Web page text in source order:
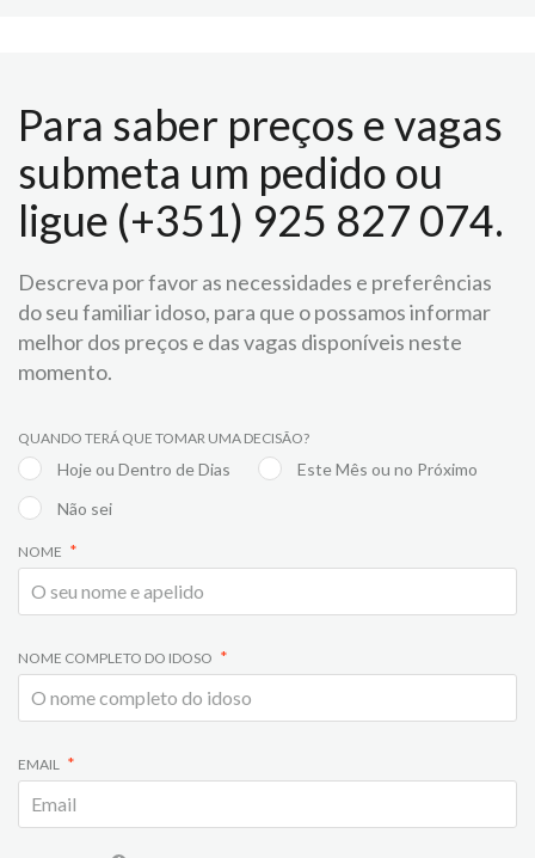
Para saber preços e vagas
submeta um pedido ou
ligue (+351) 925 827 074.
Descreva por favor as necessidades e preferências
do seu familiar idoso, para que o possamos informar
melhor dos preços e das vagas disponíveis neste
momento.
QUANDO TERÁ QUE TOMAR UMA DECISÃO?
Hoje ou Dentro de Dias
Este Mês ou no Próximo
Não sei
NOME
NOME COMPLETO DO IDOSO
EMAIL